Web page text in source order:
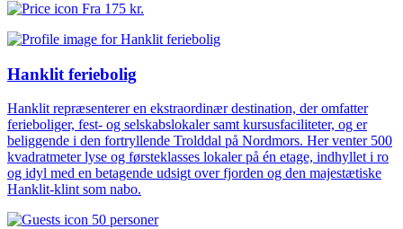
Fra 175 kr.
Hanklit feriebolig
Hanklit repræsenterer en ekstraordinær destination, der omfatter
ferieboliger, fest- og selskabslokaler samt kursusfaciliteter, og er
beliggende i den fortryllende Trolddal på Nordmors. Her venter 500
kvadratmeter lyse og førsteklasses lokaler på én etage, indhyllet i ro
og idyl med en betagende udsigt over fjorden og den majestætiske
Hanklit-klint som nabo.
50 personer